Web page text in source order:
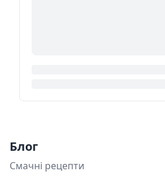
Блог
Смачні рецепти